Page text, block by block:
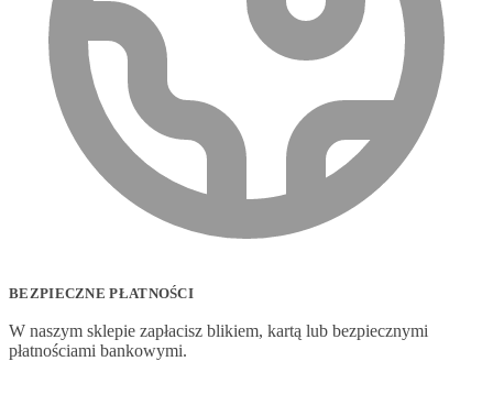
BEZPIECZNE PŁATNOŚCI
W naszym sklepie zapłacisz blikiem, kartą lub bezpiecznymi
płatnościami bankowymi.